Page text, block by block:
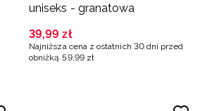
uniseks - granatowa
39,99 zł
Najniższa cena z ostatnich 30 dni przed
obniżką 59, 99 zł